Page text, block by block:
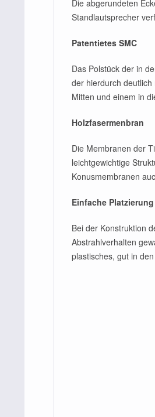
Die abgerundeten
Standlautsprecher
Patentietes SMC
Das Polstück der in
der hierdurch
Mitten und einem in
Holzfasermenbran
Die Membranen der
leichtgewichtige
Konusmembranen
Einfache Platzierung
Bei der Konstruktion
Abstrahlverhalten
plastisches, gut in